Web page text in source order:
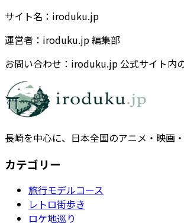
サイト名：iroduku.jp
運営者：iroduku.jp 編集部
お問い合わせ：iroduku.jp 公式サイト内
長崎を中心に、日本全国のアニメ・映画
カテゴリー
旅行モデルコース
レトロ街歩き
ロケ地巡り